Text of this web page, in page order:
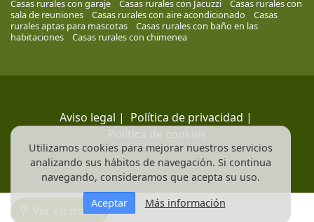
Ver en mapa
Casas rurales con garaje
Casas rurales con Jacuzzi
Casas rurales con
sala de reuniones
Casas rurales con aire acondicionado
Casas
rurales aptas para mascotas
Casas rurales con baño en las
habitaciones
Casas rurales con chimenea
Aviso legal | Política de privacidad |
Política de cookies
Utilizamos cookies para mejorar nuestros servicios
analizando sus hábitos de navegación. Si continua
navegando, consideramos que acepta su uso.
Aceptar
Más información